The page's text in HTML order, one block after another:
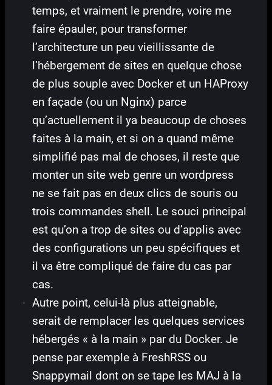
temps, et vraiment le prendre, voire me
faire épauler, pour transformer
l’architecture un peu vieillissante de
l’hébergement de sites en quelque chose
de plus souple avec Docker et un HAProxy
en façade (ou un Nginx) parce
qu’actuellement il ya beaucoup de choses
faites à la main, et si on a quand même
simplifié pas mal de choses, il reste que
monter un site web genre un wordpress
ne se fait pas en deux clics de souris ou
trois commandes shell. Le souci principal
est qu’on a trop de sites ou d’applis avec
des configurations un peu spécifiques et
il va être compliqué de faire du cas par
cas.
Autre point, celui-là plus atteignable,
serait de remplacer les quelques services
hébergés « à la main » par du Docker. Je
pense par exemple à FreshRSS ou
Snappymail dont on se tape les MAJ à la